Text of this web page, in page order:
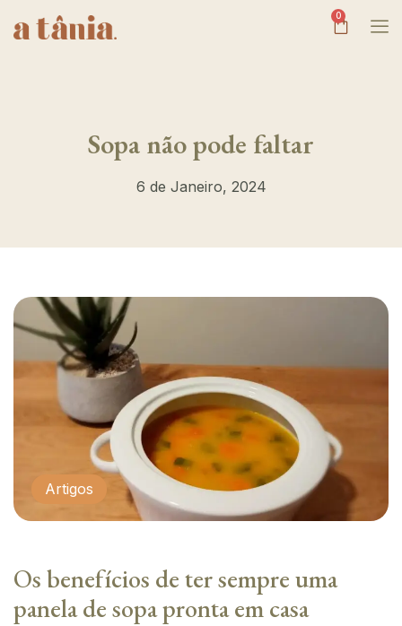
0
Sopa não pode faltar
6 de Janeiro, 2024
Artigos
Os benefícios de ter sempre uma
panela de sopa pronta em casa